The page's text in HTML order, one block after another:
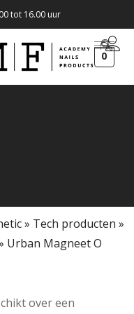
tot 16.00 uur
0
» Tech producten »
Urban Magneet O
over een